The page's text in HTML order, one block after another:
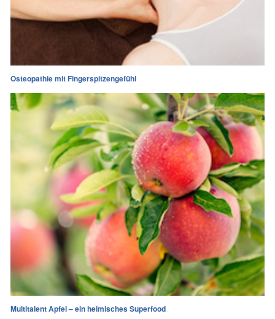
Osteopathie mit Fingerspitzengefühl
Multitalent Apfel – ein heimisches Superfood